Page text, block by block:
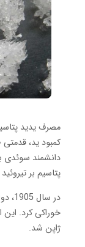
مصرف یدید
دانشمند سوئدی
پتاسیم بر
در سال 1905، دولت ژاپن شروع به افزودن
خوراکی کرد.
ژاپن شد.